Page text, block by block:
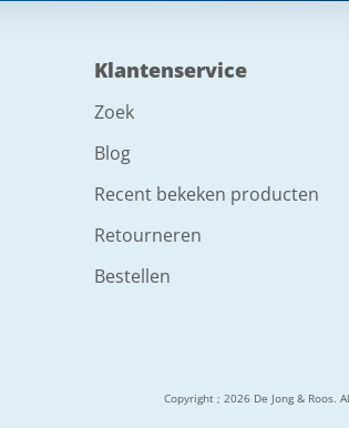
Klantenservice
Zoek
Blog
Recent bekeken producten
Retourneren
Bestellen
Copyright ; 2026 De Jong & Roos.